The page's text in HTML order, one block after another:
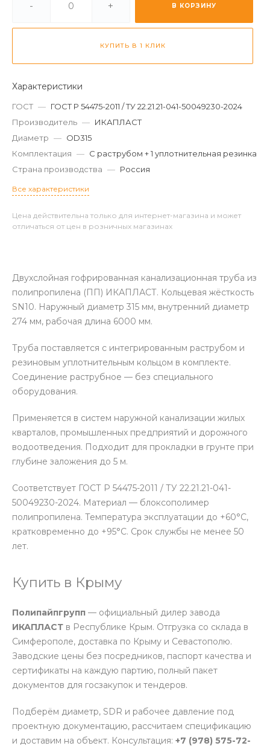
- + В КОРЗИНУ
КУПИТЬ В 1 КЛИК
Характеристики
ГОСТ — ГОСТ Р 54475-2011 / ТУ 22.21.21-041-50049230-2024
Производитель — ИКАПЛАСТ
Диаметр — OD315
Комплектация — С раструбом + 1 уплотнительная резинка
Страна производства — Россия
Все характеристики
Цена действительна только для интернет-магазина и может
отличаться от цен в розничных магазинах
Двухслойная гофрированная канализационная труба из
полипропилена (ПП) ИКАПЛАСТ. Кольцевая жёсткость
SN10. Наружный диаметр 315 мм, внутренний диаметр
274 мм, рабочая длина 6000 мм.
Труба поставляется с интегрированным раструбом и
резиновым уплотнительным кольцом в комплекте.
Соединение раструбное — без специального
оборудования.
Применяется в систем наружной канализации жилых
кварталов, промышленных предприятий и дорожного
водоотведения. Подходит для прокладки в грунте при
глубине заложения до 5 м.
Соответствует ГОСТ Р 54475-2011 / ТУ 22.21.21-041-
50049230-2024. Материал — блоксополимер
полипропилена. Температура эксплуатации до +60°С,
кратковременно до +95°С. Срок службы не менее 50
лет.
Купить в Крыму
Полипайпгрупп — официальный дилер завода
ИКАПЛАСТ в Республике Крым. Отгрузка со склада в
Симферополе, доставка по Крыму и Севастополю.
Заводские цены без посредников, паспорт качества и
сертификаты на каждую партию, полный пакет
документов для госзакупок и тендеров.
Подберём диаметр, SDR и рабочее давление под
проектную документацию, рассчитаем спецификацию
и доставим на объект. Консультация: +7 (978) 575-72-